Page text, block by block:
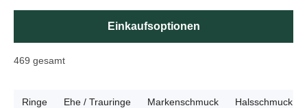
Einkaufsoptionen
469 gesamt
Ringe Ehe / Trauringe Markenschmuck Halsschmuck